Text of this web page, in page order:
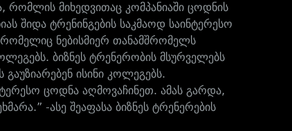
რომლის მიხედვითაც კომპანიაში ცოდნის
შიდა ტრენინგების საკმაოდ საინტერესო
რომელიც ნებისმიერ თანამშრომელს
ბიზნეს ტრენერობის მსურველებს
ისინი კოლეგებს.
ცოდნა აღმოვაჩინეთ. ამას გარდა,
-ასე შეაფასა ბიზნეს ტრენერების